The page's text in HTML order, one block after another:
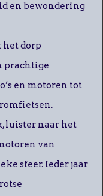
en bewondering
het dorp
prachtige
en motoren tot
luister naar het
van
sfeer. Ieder jaar